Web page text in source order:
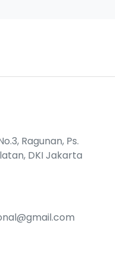
Ragunan, Ps.
DKI Jakarta